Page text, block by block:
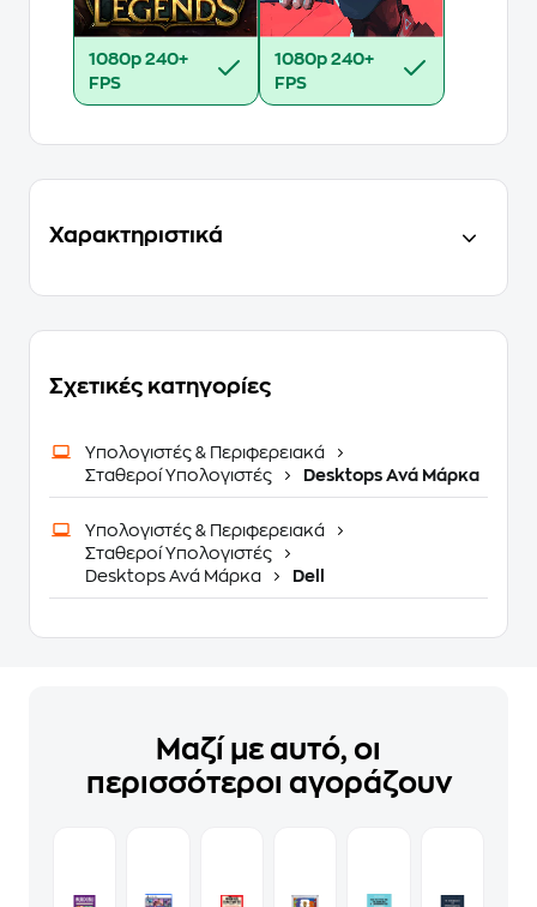
1080p 240+
FPS
1080p 240+
FPS
Χαρακτηριστικά
Σχετικές κατηγορίες
Υπολογιστές & Περιφερειακά
Σταθεροί Υπολογιστές
Desktops Ανά Μάρκα
Υπολογιστές & Περιφερειακά
Σταθεροί Υπολογιστές
Desktops Ανά Μάρκα
Dell
Μαζί με αυτό, οι
περισσότεροι αγοράζουν